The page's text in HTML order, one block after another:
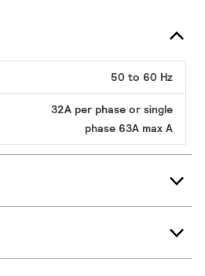
50 to 60 Hz
32A per phase or single
phase 63A max A